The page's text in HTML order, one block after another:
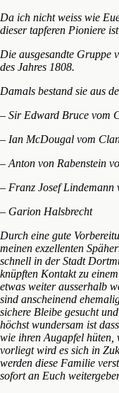
Da ich nicht weiss wie
dieser tapferen Pioniere
Die ausgesandte Gruppe
des Jahres 1808.
Damals bestand sie aus
– Sir Edward Bruce vom
– Ian McDougal vom
– Anton von Rabenstein
– Franz Josef Lindemann
– Garion Halsbrecht
Durch eine gute
meinen exzellenten
schnell in der Stadt
knüpften Kontakt zu
etwas weiter ausserhalb
sind anscheinend
sichere Bleibe gesucht
höchst wundersam ist
wie ihren Augapfel hüten,
vorliegt wird es sich in
werden diese Familie
sofort an Euch